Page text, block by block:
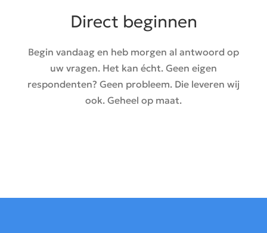
Direct beginnen
Begin vandaag en heb morgen al antwoord op
uw vragen. Het kan écht. Geen eigen
respondenten? Geen probleem. Die leveren wij
ook. Geheel op maat.